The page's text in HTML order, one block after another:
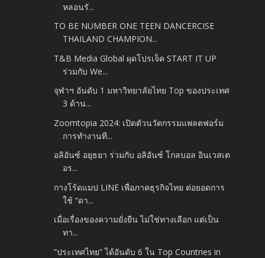
หลอนรั...
TO BE NUMBER ONE TEEN DANCERCISE
THAILAND CHAMPION...
T&B Media Global ผุดโปรเจ็ค START IT UP
ร่วมกับ We...
จุฬาฯ อันดับ 1 มหาวิทยาลัยไทย Top ของประเทศ
3 ด้าน...
Zoomtopia 2024: เปิดตัวนวัตกรรมแพลตฟอร์ม
การทำงานที...
อลิอันซ์ อยุธยา ร่วมกับ อลิอันซ์ โกลบอล อินเวสเต
อร...
กางโร้ดแมป LINE เพื่อภาคธุรกิจไทย ต่อยอดการ
ใช้ “ดา...
เมื่อเรื่องของความยั่งยืน ไม่ใช่ทางเลือก แต่เป็น
ทา...
”ประเทศไทย“ ได้อันดับ 6 ใน Top Countries in